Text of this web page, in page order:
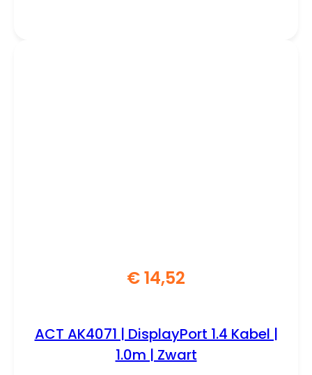
€14,52
ACT AK4071 | DisplayPort 1.4 Kabel |
1.0m | Zwart